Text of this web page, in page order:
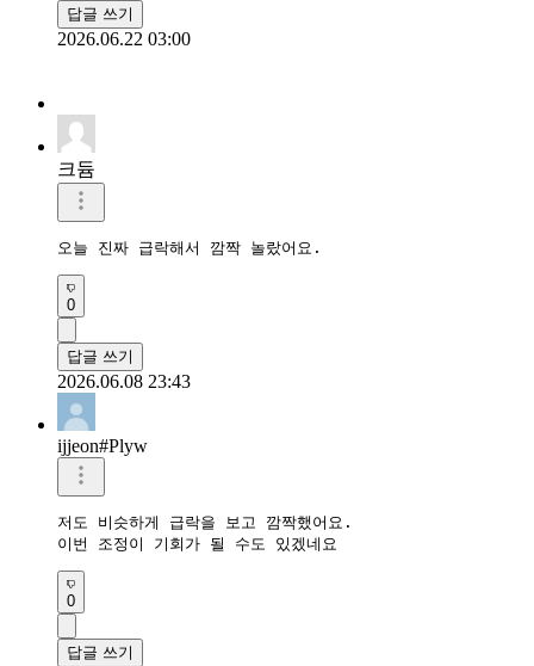
답글 쓰기
2026.06.22 03:00
크듐
오늘 진짜 급락해서 깜짝 놀랐어요.
0
답글 쓰기
2026.06.08 23:43
ijjeon#Plyw
저도 비슷하게 급락을 보고 깜짝했어요.
이번 조정이 기회가 될 수도 있겠네요
0
답글 쓰기